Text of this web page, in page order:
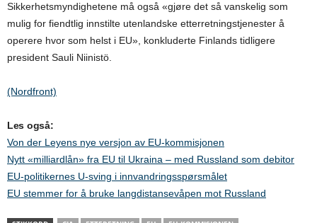
Sikkerhetsmyndighetene må også «gjøre det så vanskelig som
mulig for fiendtlig innstilte utenlandske etterretningstjenester å
operere hvor som helst i EU», konkluderte Finlands tidligere
president Sauli Niinistö.
(Nordfront)
Les også:
Von der Leyens nye versjon av EU-kommisjonen
Nytt «milliardlån» fra EU til Ukraina – med Russland som debitor
EU-politikernes U-sving i innvandringsspørsmålet
EU stemmer for å bruke langdistansevåpen mot Russland